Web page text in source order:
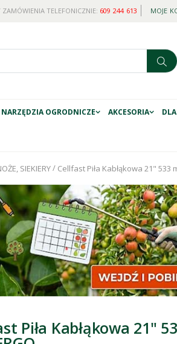
MOJE
ZAMÓWIENIA TELEFONICZNIE: 609 244 613
NARZĘDZIA OGRODNICZE AKCESORIA
SIEKIERY/ Cellfast Piła Kabłąkowa 21" 533
Piła Kabłąkowa 21"